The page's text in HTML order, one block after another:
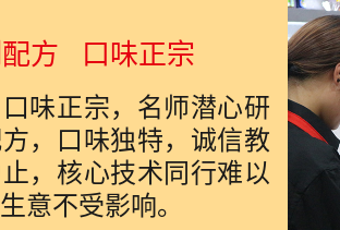
方 口味正宗
味正宗，名师潜心研
，口味独特，诚信教
，核心技术同行难以
意不受影响。